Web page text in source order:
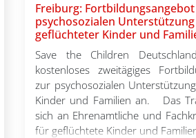
Freiburg:
psychosozialen Unterstützung
geflüchteter Kinder und
Save the Children
kostenloses zweitägiges
zur psychosozialen
Kinder und Familien an. Das
sich an Ehrenamtliche und
für geflüchtete Kinder und